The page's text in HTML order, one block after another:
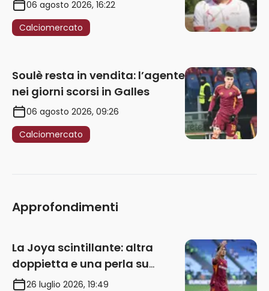
06 agosto 2026, 16:22
Calciomercato
Soulè resta in vendita: l’agente
nei giorni scorsi in Galles
06 agosto 2026, 09:26
Calciomercato
Approfondimenti
La Joya scintillante: altra
doppietta e una perla su
punizione – VIDEO
26 luglio 2026, 19:49